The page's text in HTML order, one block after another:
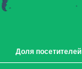
Доля посетителей